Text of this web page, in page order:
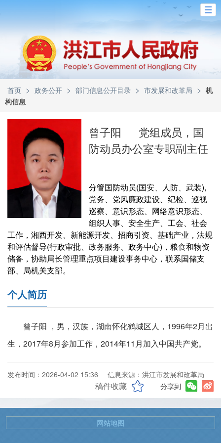
首页 > 政务公开 > 部门信息公开目录 > 市发展和改革局 > 机
构信息
曾子阳
党组成员，国
防动员办公室专职副主任
分管国防动员(国安、人防、武装),
党务、党风廉政建设、纪检、巡视
巡察、意识形态、网络意识形态、
组织人事、安全生产、工会、社会
工作，湘西开发、新能源开发、招商引资、基础产业，法规
和评估督导(行政审批、政务服务、政务中心)，粮食和物资
储备，协助局长管理重点项目建设事务中心，联系国储支
部、局机关支部。
个人简历
曾子阳 ，男，汉族，湖南怀化鹤城区人，1996年2月出
生，2017年8月参加工作，2014年11月加入中国共产党。
发布时间：2026-04-02 15:36 信息来源：洪江市发展和改革局
稿件收藏 分享到
网站地图